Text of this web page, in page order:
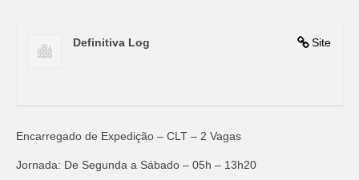
Site
Definitiva Log
Encarregado de Expedição – CLT – 2 Vagas
Jornada: De Segunda a Sábado – 05h – 13h20